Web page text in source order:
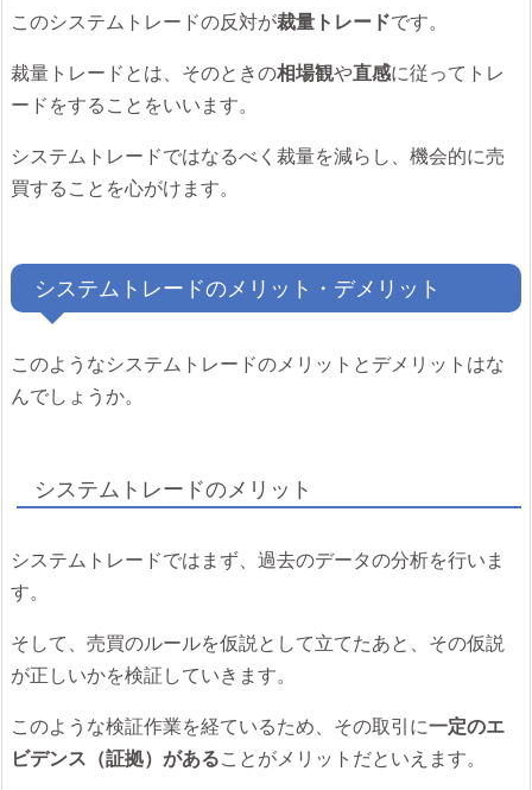
このシステムトレードの反対が裁量トレードです。
裁量トレードとは、そのときの相場観や直感に従ってトレ
ードをすることをいいます。
システムトレードではなるべく裁量を減らし、機会的に売
買することを心がけます。
システムトレードのメリット・デメリット
このようなシステムトレードのメリットとデメリットはな
んでしょうか。
システムトレードのメリット
システムトレードではまず、過去のデータの分析を行いま
す。
そして、売買のルールを仮説として立てたあと、その仮説
が正しいかを検証していきます。
このような検証作業を経ているため、その取引に一定のエ
ビデンス（証拠）があることがメリットだといえます。